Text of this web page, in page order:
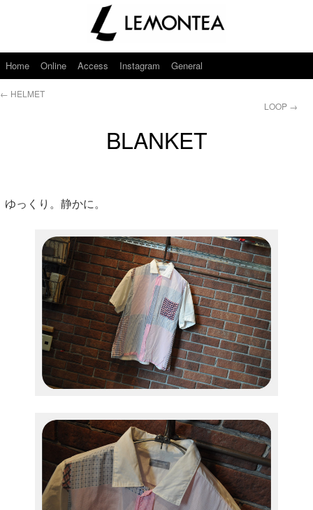
Home Online Access Instagram General
← HELMET
LOOP →
BLANKET
ゆっくり。静かに。